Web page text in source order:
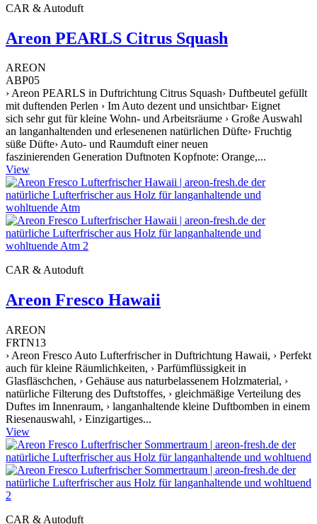
CAR & Autoduft
Areon PEARLS Citrus Squash
AREON
ABP05
› Areon PEARLS in Duftrichtung Citrus Squash› Duftbeutel gefüllt
mit duftenden Perlen › Im Auto dezent und unsichtbar› Eignet
sich sehr gut für kleine Wohn- und Arbeitsräume › Große Auswahl
an langanhaltenden und erlesenenen natürlichen Düfte› Fruchtig
süße Düfte› Auto- und Raumduft einer neuen
faszinierenden Generation Duftnoten Kopfnote: Orange,...
View
CAR & Autoduft
Areon Fresco Hawaii
AREON
FRTN13
› Areon Fresco Auto Lufterfrischer in Duftrichtung Hawaii, › Perfekt
auch für kleine Räumlichkeiten, › Parfümflüssigkeit in
Glasfläschchen, › Gehäuse aus naturbelassenem Holzmaterial, ›
natürliche Filterung des Duftstoffes, › gleichmäßige Verteilung des
Duftes im Innenraum, › langanhaltende kleine Duftbomben in einem
Riesenauswahl, › Einzigartiges...
View
CAR & Autoduft